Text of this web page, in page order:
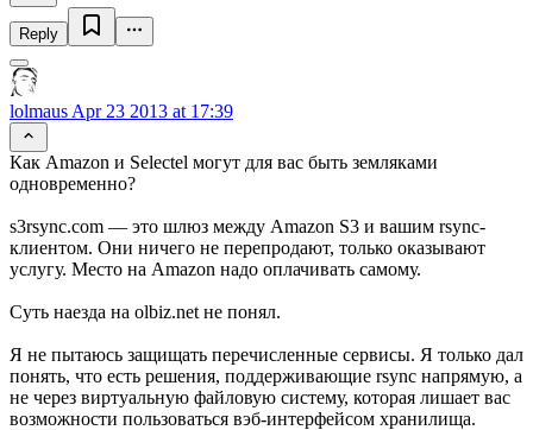
Reply
lolmaus Apr 23 2013 at 17:39
Как Amazon и Selectel могут для вас быть земляками
одновременно?
s3rsync.com — это шлюз между Amazon S3 и вашим rsync-
клиентом. Они ничего не перепродают, только оказывают
услугу. Место на Amazon надо оплачивать самому.
Суть наезда на olbiz.net не понял.
Я не пытаюсь защищать перечисленные сервисы. Я только дал
понять, что есть решения, поддерживающие rsync напрямую, а
не через виртуальную файловую систему, которая лишает вас
возможности пользоваться вэб-интерфейсом хранилища.